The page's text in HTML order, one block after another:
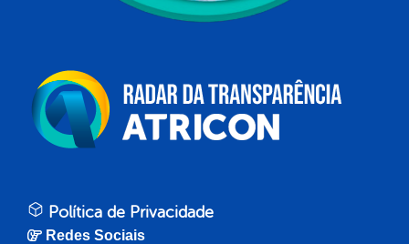
Política de Privacidade
Redes Sociais